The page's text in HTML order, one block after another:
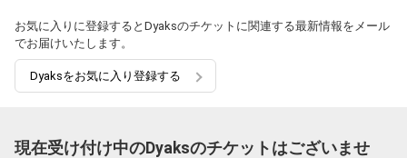
お気に入りに登録するとDyaksのチケットに関連する最新情報をメール
でお届けいたします。
Dyaksをお気に入り登録する
現在受け付け中のDyaksのチケットはございませ